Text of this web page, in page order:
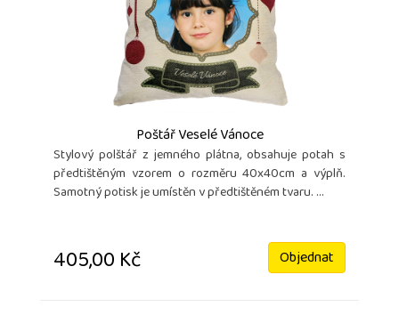
Poštář Veselé Vánoce
Stylový polštář z jemného plátna, obsahuje potah s
předtištěným vzorem o rozměru 40x40cm a výplň.
Samotný potisk je umístěn v předtištěném tvaru. ...
405,00 Kč Objednat